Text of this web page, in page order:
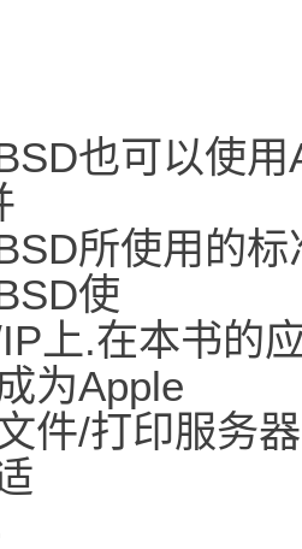
也可以使
所使用的
使
上.在本书的
为Apple
件/打印服务